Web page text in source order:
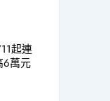
起連
萬元